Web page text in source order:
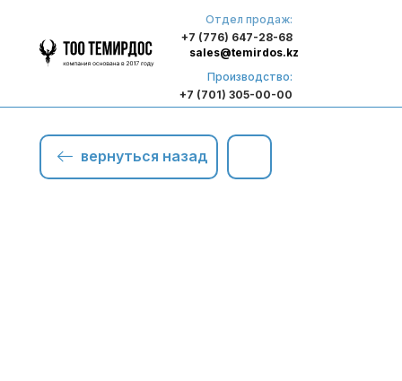
Отдел продаж:
+7 (776) 647-28-68
Производство:
+7 (701) 305-00-00
sales@temirdos.kz
вернуться назад